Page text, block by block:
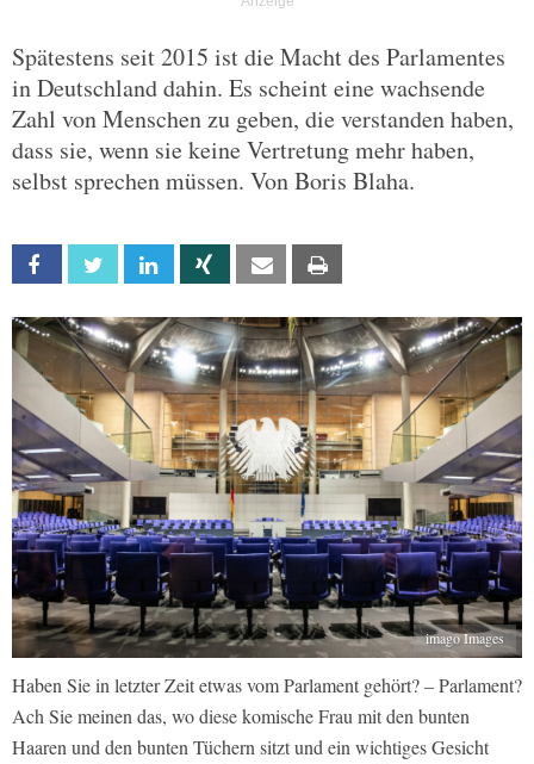
Spätestens seit 2015 ist die Macht des Parlamentes
in Deutschland dahin. Es scheint eine wachsende
Zahl von Menschen zu geben, die verstanden haben,
dass sie, wenn sie keine Vertretung mehr haben,
selbst sprechen müssen. Von Boris Blaha.
Facebook Twitter Linkedin Xing Email
imago Images
Haben Sie in letzter Zeit etwas vom Parlament gehört? – Parlament?
Ach Sie meinen das, wo diese komische Frau mit den bunten
Haaren und den bunten Tüchern sitzt und ein wichtiges Gesicht